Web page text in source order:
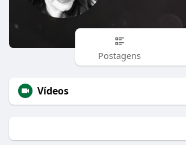
Postagens
Vídeos